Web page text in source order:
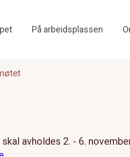
På arbeidsplassen
avholdes 2. - 6.